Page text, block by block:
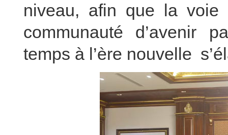
niveau, afin que la voie
communauté d’avenir
temps à l’ère nouvelle